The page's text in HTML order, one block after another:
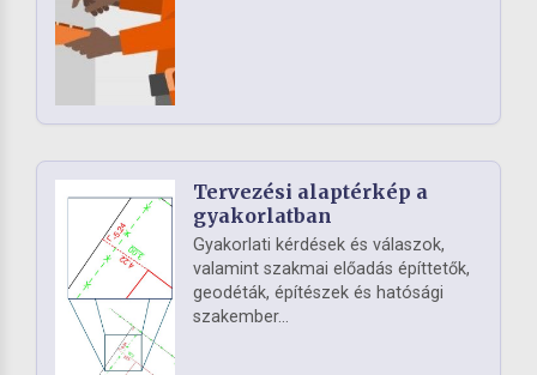
Tervezési alaptérkép a
gyakorlatban
Gyakorlati kérdések és válaszok,
valamint szakmai előadás építtetők,
geodéták, építészek és hatósági
szakember...